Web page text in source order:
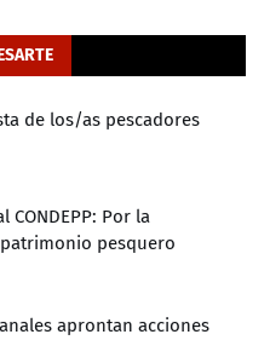
de los/as pescadores
CONDEPP: Por la
pesquero
aprontan acciones